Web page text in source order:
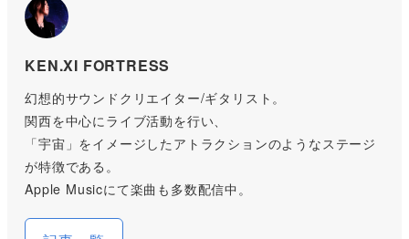
KEN.XI FORTRESS
幻想的サウンドクリエイター/ギタリスト。
関西を中心にライブ活動を行い、
「宇宙」をイメージしたアトラクションのようなステージ
が特徴である。
Apple Musicにて楽曲も多数配信中。